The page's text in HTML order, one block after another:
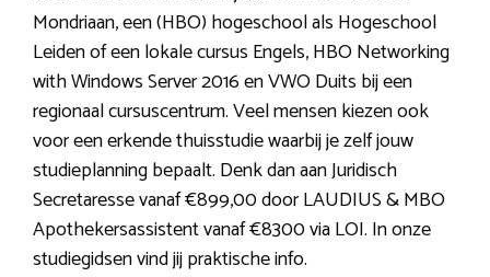
Mondriaan, een (HBO) hogeschool als Hogeschool
Leiden of een lokale cursus Engels, HBO Networking
with Windows Server 2016 en VWO Duits bij een
regionaal cursuscentrum. Veel mensen kiezen ook
voor een erkende thuisstudie waarbij je zelf jouw
studieplanning bepaalt. Denk dan aan Juridisch
Secretaresse vanaf €899,00 door LAUDIUS & MBO
Apothekersassistent vanaf €8300 via LOI. In onze
studiegidsen vind jij praktische info.